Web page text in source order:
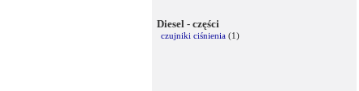
Diesel - części
czujniki ciśnienia (1)